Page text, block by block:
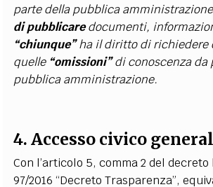
parte della pubblica
di pubblicaredocumenti,
“chiunque”ha il diritto di richiedere
quelle “omissioni”di conoscenza da
pubblica amministrazione.
4. Accesso civico
Con l’articolo 5, comma 2 del
97/2016 “Decreto Trasparenza”,